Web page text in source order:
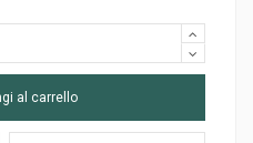
al carrello